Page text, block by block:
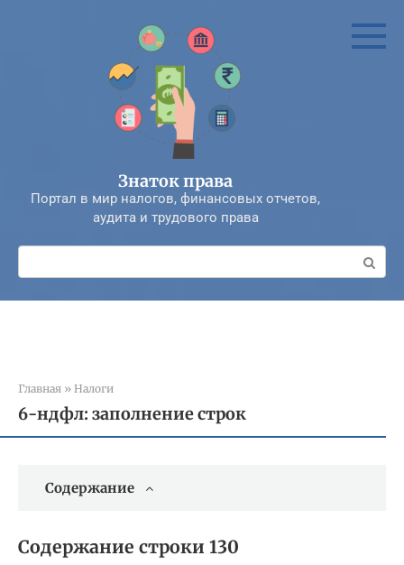
Знаток права
Портал в мир налогов, финансовых отчетов,
аудита и трудового права
Поиск:
Главная » Налоги
6-ндфл: заполнение строк
Содержание
Содержание строки 130